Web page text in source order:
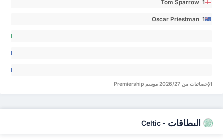
Tom Sparrow 1
Oscar Priestman 1
الإحصائيات من 2026/27 موسم Premiership
البطاقات -
Celtic